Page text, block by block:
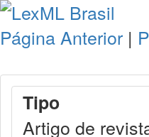
Página Anterior |
Tipo
Artigo de